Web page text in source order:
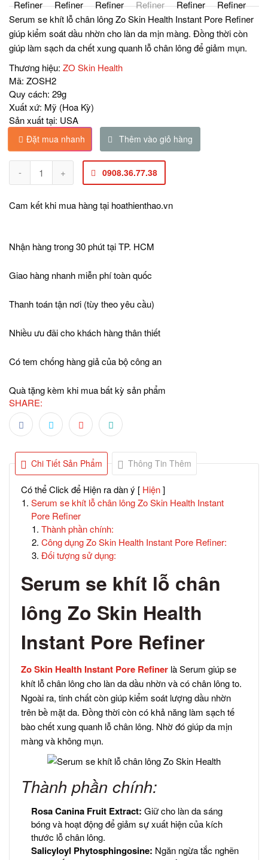
Serum se khít lỗ chân lông Zo Skin Health Instant Pore Refiner
giúp kiểm soát dầu nhờn cho làn da mịn màng. Đồng thời còn
giúp làm sạch da chết xung quanh lỗ chân lông để giảm mụn.
Thương hiệu: ZO Skin Health
Mã: ZOSH2
Quy cách: 29g
Xuất xứ: Mỹ (Hoa Kỳ)
Sản xuất tại: USA
Đặt mua nhanh Thêm vào giỏ hàng
0908.36.77.38
Cam kết khi mua hàng tại hoathienthao.vn
Nhận hàng trong 30 phút tại TP. HCM
Giao hàng nhanh miễn phí toàn quốc
Thanh toán tận nơi (tùy theo yêu cầu)
Nhiều ưu đãi cho khách hàng thân thiết
Có tem chống hàng giả của bộ công an
Quà tặng kèm khi mua bất kỳ sản phẩm
SHARE:
Chi Tiết Sản Phẩm Thông Tin Thêm
Có thể Click để Hiện ra dàn ý [ Hiện]
Serum se khít lỗ chân lông Zo Skin Health Instant
Pore Refiner
Thành phần chính:
Công dụng Zo Skin Health Instant Pore Refiner:
Đối tượng sử dụng:
Serum se khít lỗ chân
lông Zo Skin Health
Instant Pore Refiner
Zo Skin Health Instant Pore Refiner là Serum giúp se
khít lỗ chân lông cho làn da dầu nhờn và có chân lông to.
Ngoài ra, tinh chất còn giúp kiểm soát lượng dầu nhờn
trên bề mặt da. Đồng thời còn có khả năng làm sạch tế
bào chết xung quanh lỗ chân lông. Nhờ đó giúp da mịn
màng và không mụn.
Thành phần chính:
Rosa Canina Fruit Extract: Giữ cho làn da sáng
bóng và hoạt động để giảm sự xuất hiện của kích
thước lỗ chân lông.
Salicyloyl Phytosphingosine: Ngăn ngừa tắc nghẽn